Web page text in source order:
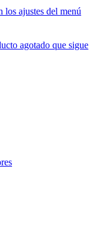
ajustes del menú
agotado que sigue